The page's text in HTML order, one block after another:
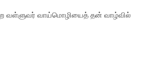
வள்ளுவர் வாய்மொழியைத் தன் வாழ்வில்